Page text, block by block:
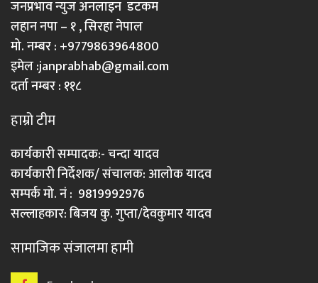
जनप्रभाव न्युज अनलाइन डटकम
लहान नपा – १ , सिरहा नेपाल
मो. नम्बर : +9779863964800
इमेल :janprabhab@gmail.com
दर्ता नम्बर : ११८
हाम्रो टीम
कार्यकारी सम्पादक:- चन्दा यादव
कार्यकारी निर्देशक/ संचालक: आलोक यादव
सम्पर्क मो. नं : 9819992976
सल्लाहकार: बिजय कु. गुप्ता/देवकुमार यादव
सामाजिक संजालमा हामी